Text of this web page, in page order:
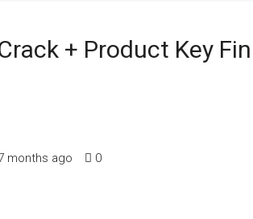
+ Product Key
months ago 0